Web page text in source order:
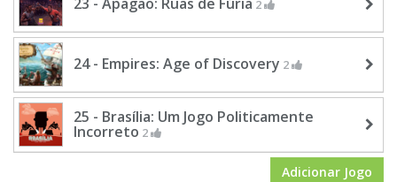
2
24 - Empires: Age of Discovery 2
25 - Brasília: Um Jogo Politicamente
Incorreto 2
Adicionar Jogo